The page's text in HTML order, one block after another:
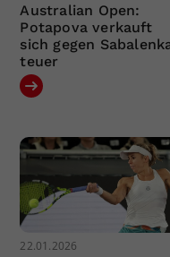
Australian Open:
Potapova verkauft
sich gegen
teuer
22.01.2026